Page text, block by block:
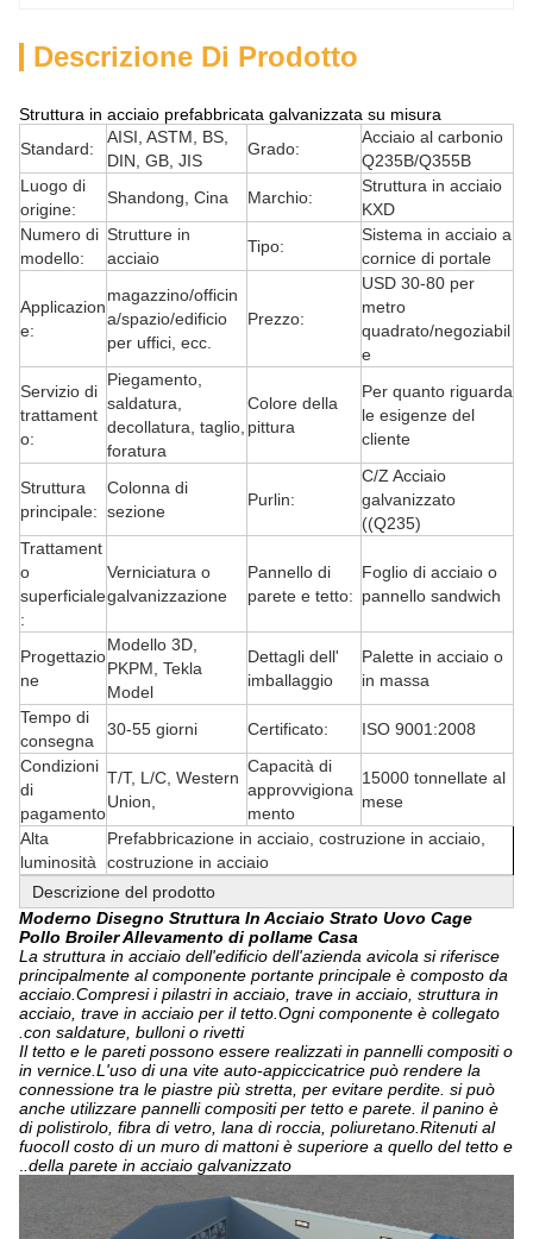
Descrizione Di Prodotto
Struttura in acciaio prefabbricata galvanizzata su misura
Standard:
AISI, ASTM, BS,
DIN, GB, JIS
Grado:
Acciaio al carbonio
Q235B/Q355B
Luogo di
origine:
Shandong, Cina Marchio:
Struttura in acciaio
KXD
Numero di
modello:
Strutture in
acciaio
Tipo:
Sistema in acciaio a
cornice di portale
Applicazion
e:
magazzino/officin
a/spazio/edificio
per uffici, ecc.
Prezzo:
USD 30-80 per
metro
quadrato/negoziabil
e
Servizio di
trattament
o:
Piegamento,
saldatura,
decollatura, taglio,
foratura
Colore della
pittura
Per quanto riguarda
le esigenze del
cliente
Struttura
principale:
Colonna di
sezione
Purlin:
C/Z Acciaio
galvanizzato
((Q235)
Trattament
o
superficiale
:
Verniciatura o
galvanizzazione
Pannello di
parete e tetto:
Foglio di acciaio o
pannello sandwich
Progettazio
ne
Modello 3D,
PKPM, Tekla
Model
Dettagli dell'
imballaggio
Palette in acciaio o
in massa
Tempo di
consegna
30-55 giorni Certificato:
ISO 9001:2008
Condizioni
di
pagamento
T/T, L/C, Western
Union,
Capacità di
approvvigiona
mento
15000 tonnellate al
mese
Alta
luminosità
Prefabbricazione in acciaio, costruzione in acciaio,
costruzione in acciaio
Descrizione del prodotto
Moderno Disegno Struttura In Acciaio Strato Uovo Cage
Pollo Broiler Allevamento di pollame Casa
La struttura in acciaio dell'edificio dell'azienda avicola si riferisce
principalmente al componente portante principale è composto da
acciaio.Compresi i pilastri in acciaio, trave in acciaio, struttura in
acciaio, trave in acciaio per il tetto.Ogni componente è collegato
con saldature, bulloni o rivetti.
Il tetto e le pareti possono essere realizzati in pannelli compositi o
in vernice.L'uso di una vite auto-appiccicatrice può rendere la
connessione tra le piastre più stretta, per evitare perdite. si può
anche utilizzare pannelli compositi per tetto e parete. il panino è
di polistirolo, fibra di vetro, lana di roccia, poliuretano.Ritenuti al
fuocoIl costo di un muro di mattoni è superiore a quello del tetto e
della parete in acciaio galvanizzato.